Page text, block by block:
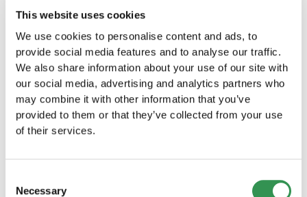
This website uses cookies
We use cookies to personalise content and ads, to
provide social media features and to analyse our traffic.
We also share information about your use of our site with
our social media, advertising and analytics partners who
may combine it with other information that you’ve
provided to them or that they’ve collected from your use
of their services.
Selection
Necessary
dossier est prêt pour le vote final au Parlement.
La date d'entrée en vigueur précise dépend de
la suite du processus législatif. Les
entrepreneurs ont intérêt à suivre l'évolution de
près.
Quel est le coût de cette réforme pour l'État ?
Conseil fédéral estime les coûts
supplémentaires à plus de 400 millions de francs
raison — le Parlement a néanmoins tranché en